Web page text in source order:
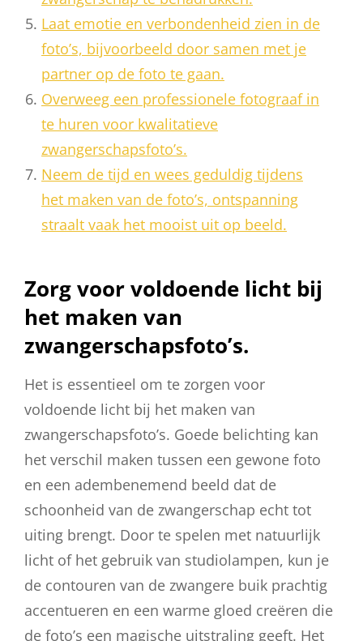
Laat emotie en verbondenheid zien in de
foto’s, bijvoorbeeld door samen met je
partner op de foto te gaan.
Overweeg een professionele fotograaf in
te huren voor kwalitatieve
zwangerschapsfoto’s.
Neem de tijd en wees geduldig tijdens
het maken van de foto’s, ontspanning
straalt vaak het mooist uit op beeld.
Zorg voor voldoende licht bij
het maken van
zwangerschapsfoto’s.
Het is essentieel om te zorgen voor
voldoende licht bij het maken van
zwangerschapsfoto’s. Goede belichting kan
het verschil maken tussen een gewone foto
en een adembenemend beeld dat de
schoonheid van de zwangerschap echt tot
uiting brengt. Door te spelen met natuurlijk
licht of het gebruik van studiolampen, kun je
de contouren van de zwangere buik prachtig
accentueren en een warme gloed creëren die
de foto’s een magische uitstraling geeft. Het